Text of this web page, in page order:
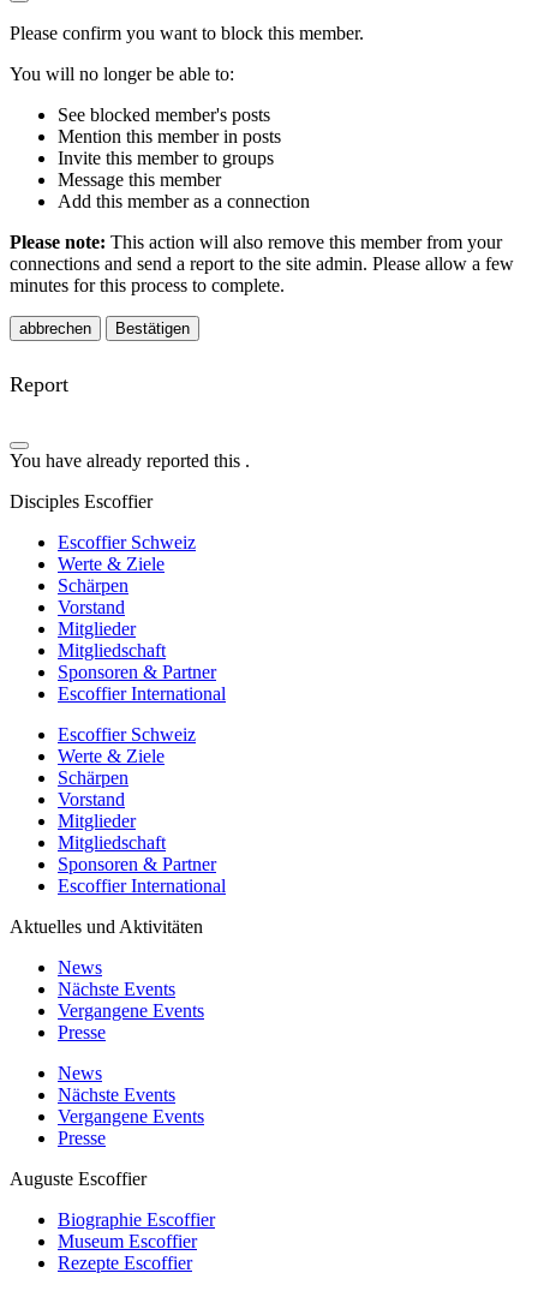
Please confirm you want to block this member.
You will no longer be able to:
See blocked member's posts
Mention this member in posts
Invite this member to groups
Message this member
Add this member as a connection
Please note: This action will also remove this member from your
connections and send a report to the site admin. Please allow a few
minutes for this process to complete.
Bestätigen
Report
You have already reported this .
Disciples Escoffier
Escoffier Schweiz
Werte & Ziele
Schärpen
Vorstand
Mitglieder
Mitgliedschaft
Sponsoren & Partner
Escoffier International
Escoffier Schweiz
Werte & Ziele
Schärpen
Vorstand
Mitglieder
Mitgliedschaft
Sponsoren & Partner
Escoffier International
Aktuelles und Aktivitäten
News
Nächste Events
Vergangene Events
Presse
News
Nächste Events
Vergangene Events
Presse
Auguste Escoffier
Biographie Escoffier
Museum Escoffier
Rezepte Escoffier